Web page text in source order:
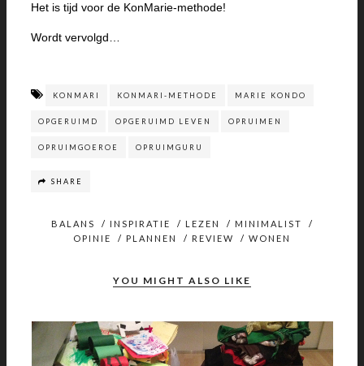
Het is tijd voor de KonMarie-methode!
Wordt vervolgd…
KONMARI KONMARI-METHODE MARIE KONDO
OPGERUIMD OPGERUIMD LEVEN OPRUIMEN
OPRUIMGOEROE OPRUIMGURU
SHARE
BALANS / INSPIRATIE / LEZEN / MINIMALIST
/
OPINIE
/ PLANNEN / REVIEW / WONEN
YOU MIGHT ALSO LIKE